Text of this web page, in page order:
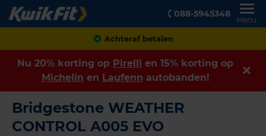
088-5945348
Menu
Klanten geven ons een
Nu 20% korting op Pirelli en 15% korting op
Michelin en Laufenn autobanden!
Bridgestone WEATHER
CONTROL A005 EVO